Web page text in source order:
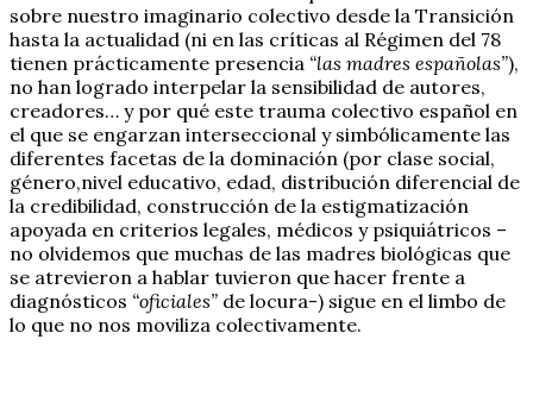
sobre nuestro imaginario colectivo desde la Transición
hasta la actualidad (ni en las críticas al Régimen del 78
tienen prácticamente presencia “las madres españolas”),
no han logrado interpelar la sensibilidad de autores,
creadores… y por qué este trauma colectivo español en
el que se engarzan interseccional y simbólicamente las
diferentes facetas de la dominación (por clase social,
género,nivel educativo, edad, distribución diferencial de
la credibilidad, construcción de la estigmatización
apoyada en criterios legales, médicos y psiquiátricos –
no olvidemos que muchas de las madres biológicas que
se atrevieron a hablar tuvieron que hacer frente a
diagnósticos “oficiales” de locura-) sigue en el limbo de
lo que no nos moviliza colectivamente.